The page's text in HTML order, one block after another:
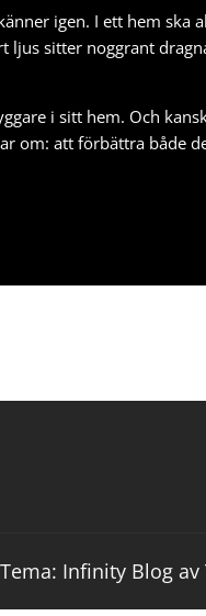
igen. I ett hem ska
ljus sitter noggrant
i sitt hem. Och
om: att förbättra både
Infinity Blog av